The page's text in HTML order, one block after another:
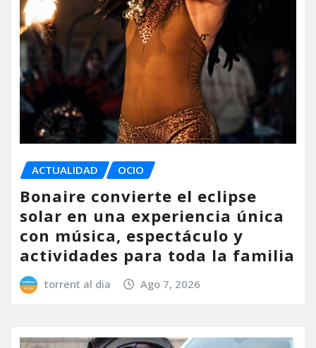
ACTUALIDAD OCIO
Bonaire convierte el eclipse
solar en una experiencia única
con música, espectáculo y
actividades para toda la familia
torrent al dia Ago 7, 2026